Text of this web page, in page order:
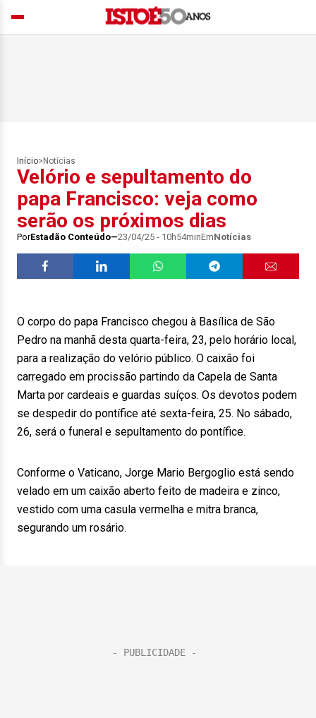
Início> Notícias
Velório e sepultamento do
papa Francisco: veja como
serão os próximos dias
PorEstadão Conteúdo 23/04/25 - 10h54minEmNotícias
O corpo do papa Francisco chegou à Basílica de São
Pedro na manhã desta quarta-feira, 23, pelo horário local,
para a realização do velório público. O caixão foi
carregado em procissão partindo da Capela de Santa
Marta por cardeais e guardas suíços. Os devotos podem
se despedir do pontífice até sexta-feira, 25. No sábado,
26, será o funeral e sepultamento do pontífice.
Conforme o Vaticano, Jorge Mario Bergoglio está sendo
velado em um caixão aberto feito de madeira e zinco,
vestido com uma casula vermelha e mitra branca,
segurando um rosário.